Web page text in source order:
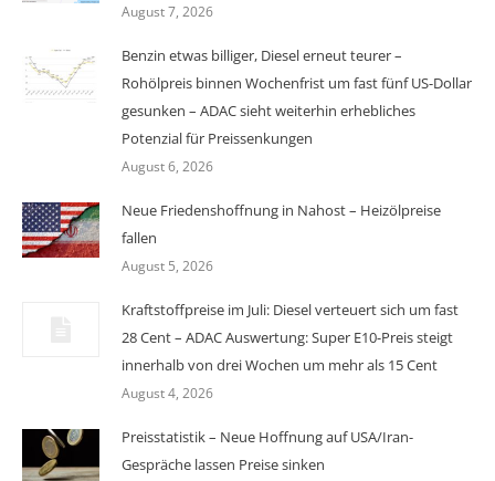
August 7, 2026
Benzin etwas billiger, Diesel erneut teurer –
Rohölpreis binnen Wochenfrist um fast fünf US-Dollar
gesunken – ADAC sieht weiterhin erhebliches
Potenzial für Preissenkungen
August 6, 2026
Neue Friedenshoffnung in Nahost – Heizölpreise
fallen
August 5, 2026
Kraftstoffpreise im Juli: Diesel verteuert sich um fast
28 Cent – ADAC Auswertung: Super E10-Preis steigt
innerhalb von drei Wochen um mehr als 15 Cent
August 4, 2026
Preisstatistik – Neue Hoffnung auf USA/Iran-
Gespräche lassen Preise sinken